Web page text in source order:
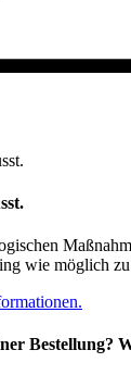
wie möglich zu
Bestellung?